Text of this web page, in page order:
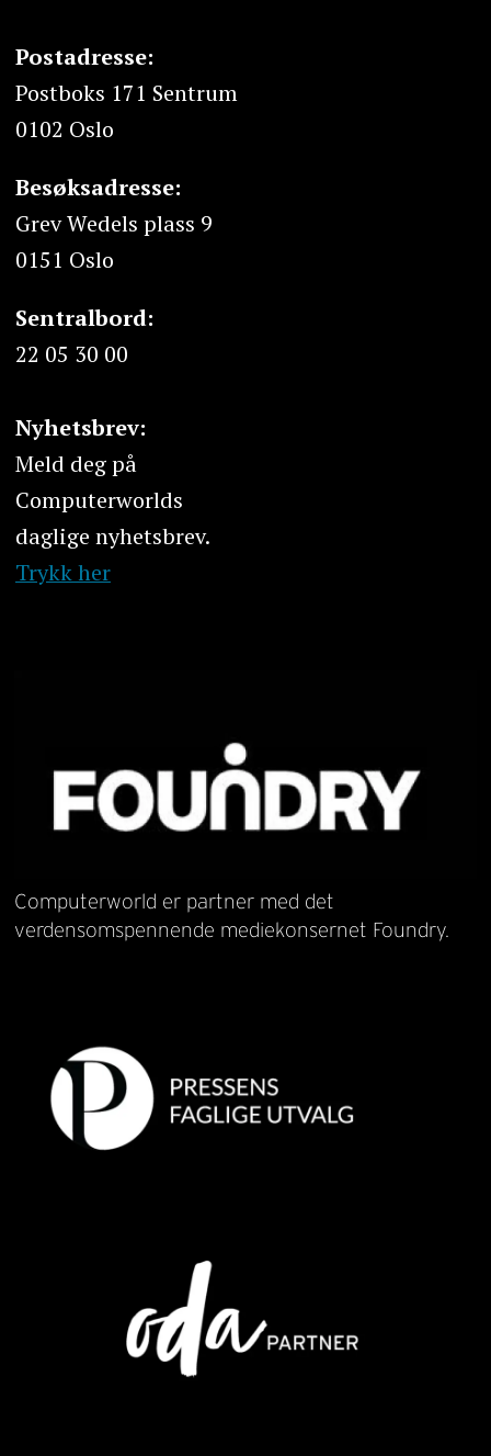
Postadresse:
Postboks 171 Sentrum
0102 Oslo
Besøksadresse:
Grev Wedels plass 9
0151 Oslo
Sentralbord:
22 05 30 00
Nyhetsbrev:
Meld deg på
Computerworlds
daglige nyhetsbrev.
Trykk her
Computerworld er partner med det
verdensomspennende mediekonsernet Foundry.